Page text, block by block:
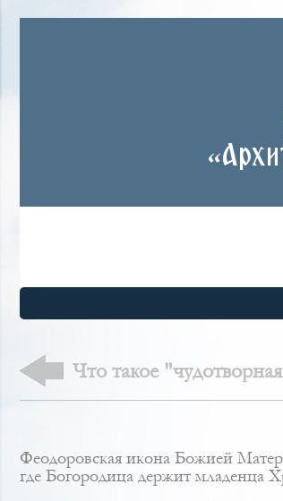
Что такое
Феодоровская икона Божией
где Богородица держит младенца